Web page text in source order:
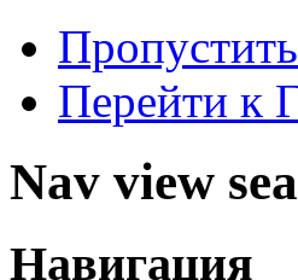
Перейти к
Nav view
Навигация